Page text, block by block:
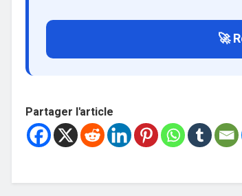
🚀
Partager l'article